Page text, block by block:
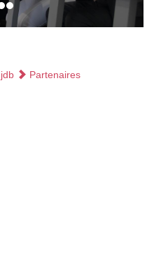
Partenaires